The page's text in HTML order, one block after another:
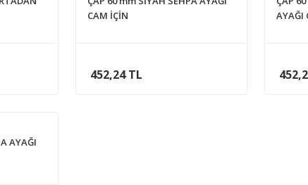
CAM İÇİN
452,24 TL
AYAĞI
AYAĞI